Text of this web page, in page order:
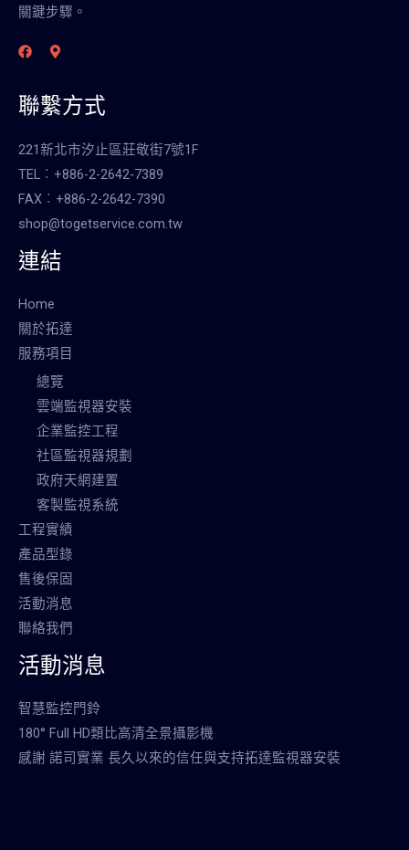
關鍵步驟。
聯繫方式
221新北市汐止區莊敬街7號1F
TEL︰+886-2-2642-7389
FAX︰+886-2-2642-7390
shop@togetservice.com.tw
連結
Home
關於拓達
服務項目
總覽
雲端監視器安裝
企業監控工程
社區監視器規劃
政府天網建置
客製監視系統
工程實績
產品型錄
售後保固
活動消息
聯絡我們
活動消息
智慧監控門鈴
180° Full HD類比高清全景攝影機
感謝 諾司實業 長久以來的信任與支持拓達監視器安裝